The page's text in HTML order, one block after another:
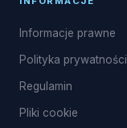
Informacje prawne
Polityka prywatności
Regulamin
Pliki cookie